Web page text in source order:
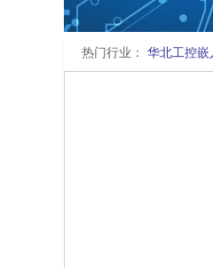
热门行业： 华北工控嵌